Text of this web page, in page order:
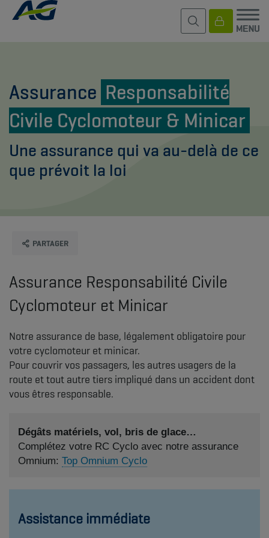
Assurance Responsabilité
Civile Cyclomoteur & Minicar
Une assurance qui va au-delà de ce
que prévoit la loi
PARTAGER
Assurance Responsabilité Civile
Cyclomoteur et Minicar
Notre assurance de base, légalement obligatoire pour
votre cyclomoteur et minicar.
Pour couvrir vos passagers, les autres usagers de la
route et tout autre tiers impliqué dans un accident dont
vous êtres responsable.
Dégâts matériels, vol, bris de glace…
Complétez votre RC Cyclo avec notre assurance
Omnium: Top Omnium Cyclo
Assistance immédiate